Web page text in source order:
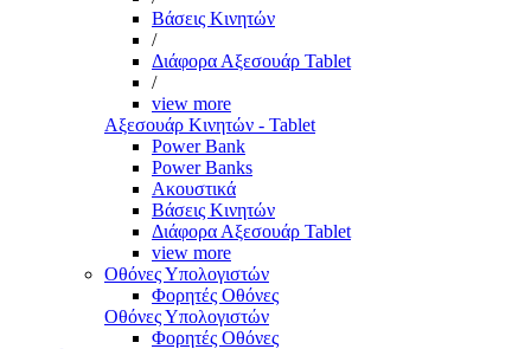
Βάσεις Κινητών
/
Διάφορα Αξεσουάρ Tablet
/
view more
Αξεσουάρ Κινητών - Tablet
Power Bank
Power Banks
Ακουστικά
Βάσεις Κινητών
Διάφορα Αξεσουάρ Tablet
view more
Οθόνες Υπολογιστών
Φορητές Οθόνες
Οθόνες Υπολογιστών
Φορητές Οθόνες